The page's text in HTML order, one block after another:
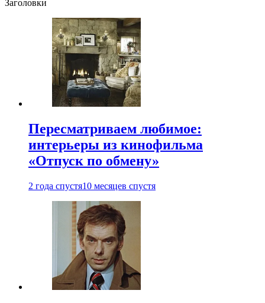
Заголовки
Пересматриваем любимое:
интерьеры из кинофильма
«Отпуск по обмену»
2 года спустя10 месяцев спустя